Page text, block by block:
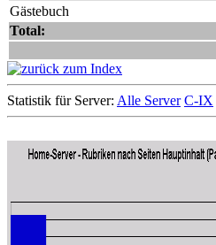
Gästebuch
Total:
Statistik für Server: Alle Server C-IX